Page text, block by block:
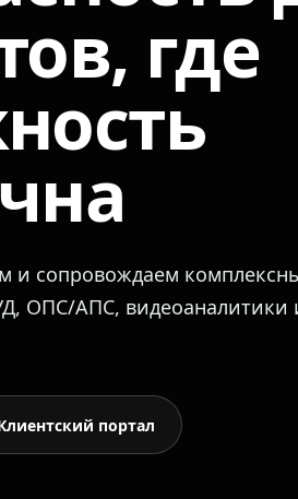
где
и сопровождаем
ОПС/АПС, видеоаналитики
портал